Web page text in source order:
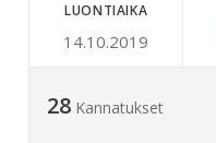
LUONTIAIKA
14.10.2019
28 Kannatukset